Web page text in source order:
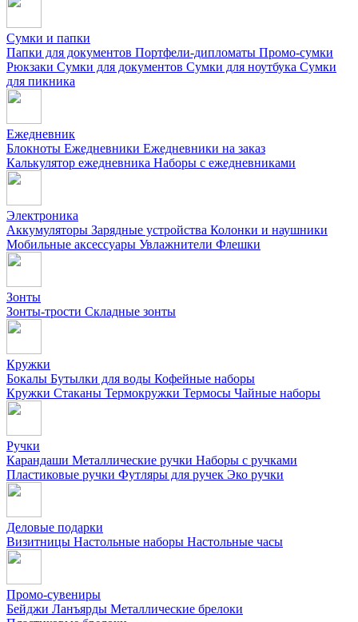
Сумки и папки
Папки для документов Портфели-дипломаты Промо-сумки
Рюкзаки Сумки для документов Сумки для ноутбука Сумки
для пикника
Ежедневник
Блокноты Ежедневники Ежедневники на заказ
Калькулятор ежедневника Наборы с ежедневниками
Электроника
Аккумуляторы Зарядные устройства Колонки и наушники
Мобильные аксессуары Увлажнители Флешки
Зонты
Зонты-трости Складные зонты
Кружки
Бокалы Бутылки для воды Кофейные наборы
Кружки Стаканы Термокружки Термосы Чайные наборы
Ручки
Карандаши Металлические ручки Наборы с ручками
Пластиковые ручки Футляры для ручек Эко ручки
Деловые подарки
Визитницы Настольные наборы Настольные часы
Промо-сувениры
Бейджи Ланъярды Металлические брелоки